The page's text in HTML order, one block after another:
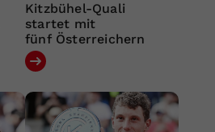
Kitzbühel-Quali
startet mit
fünf Österreichern